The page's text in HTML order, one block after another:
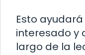
Esto
interesado y
largo de la